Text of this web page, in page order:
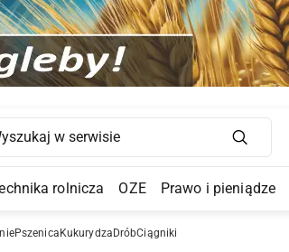
Main Navigation
Submenu
rolnicza OZE Prawo i pieniądze
Pszenica Kukurydza DróbCiągniki